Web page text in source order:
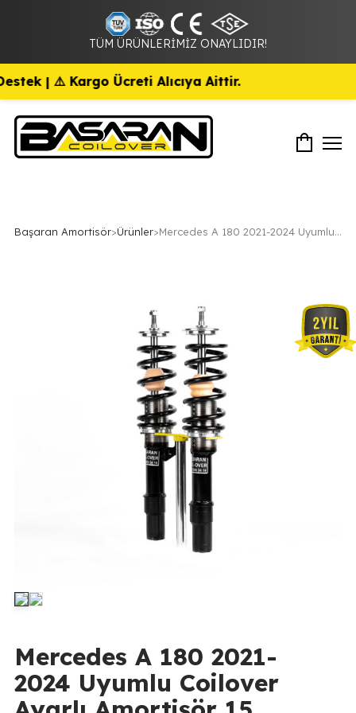
TÜM ÜRÜNLERİMİZ ONAYLIDIR!
| ⚠️ Kargo Ücreti Alıcıya Aittir.
Başaran Amortisör>Ürünler> Mercedes A 180 2021-2024 Uyumlu Coilover Ayarlı Amortisör 15 Cm
Mercedes A 180 2021-
2024 Uyumlu Coilover